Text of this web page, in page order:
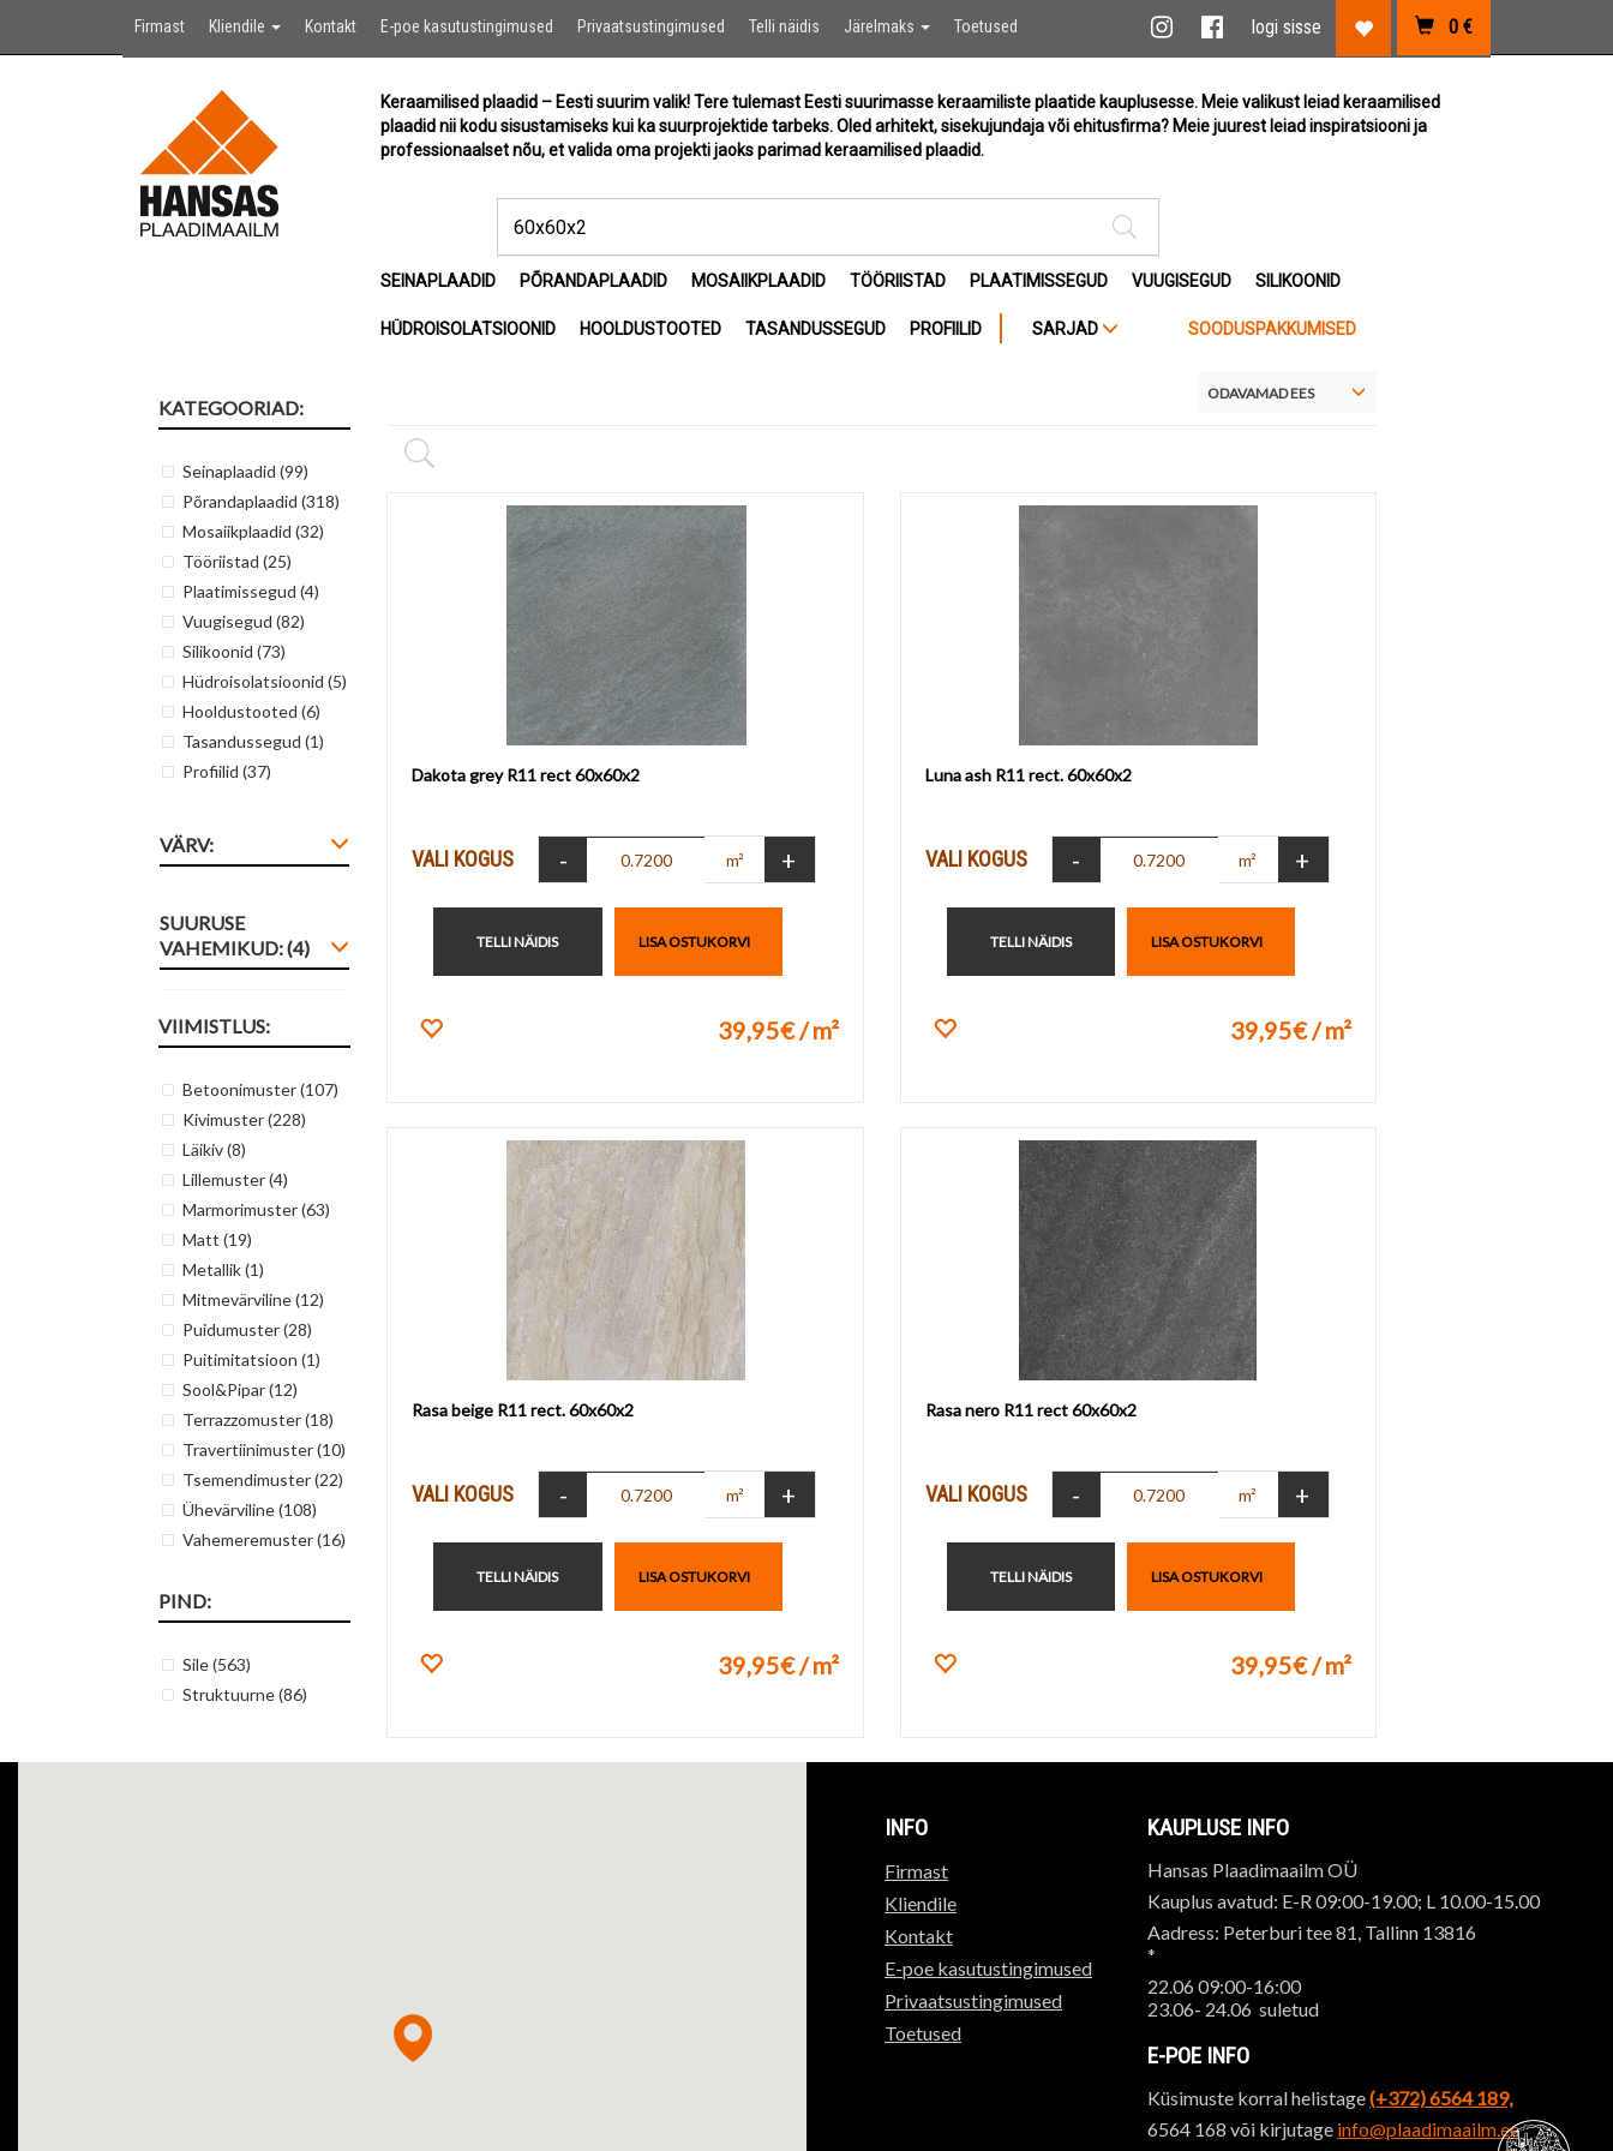
Firmast Kliendile Kontakt E-poe kasutustingimused Privaatsustingimused Telli näidis Järelmaks Toetused 0 €
Lemmikute link
logi sisse
Facebook link
Instagram link
Keraamilised plaadid – Eesti suurim valik! Tere tulemast Eesti suurimasse keraamiliste plaatide kauplusesse. Meie valikust leiad keraamilised
plaadid nii kodu sisustamiseks kui ka suurprojektide tarbeks. Oled arhitekt, sisekujundaja või ehitusfirma? Meie juurest leiad inspiratsiooni ja
professionaalset nõu, et valida oma projekti jaoks parimad keraamilised plaadid.
SEINAPLAADID PÕRANDAPLAADID MOSAIIKPLAADID TÖÖRIISTAD PLAATIMISSEGUD VUUGISEGUD SILIKOONID
HÜDROISOLATSIOONID HOOLDUSTOOTED TASANDUSSEGUD PROFIILID SOODUSPAKKUMISED
SARJAD
KATEGOORIAD:
Seinaplaadid (99)
Põrandaplaadid (318)
Mosaiikplaadid (32)
Tööriistad (25)
Plaatimissegud (4)
Vuugisegud (82)
Silikoonid (73)
Hüdroisolatsioonid (5)
Hooldustooted (6)
Tasandussegud (1)
Profiilid (37)
VÄRV:
SUURUSE
VAHEMIKUD: (4)
VIIMISTLUS:
Betoonimuster(107)
Kivimuster(228)
Läikiv(8)
Lillemuster(4)
Marmorimuster(63)
Matt (19)
Metallik(1)
Mitmevärviline(12)
Puidumuster(28)
Puitimitatsioon (1)
Sool&Pipar(12)
Terrazzomuster(18)
Travertiinimuster(10)
Tsemendimuster(22)
Ühevärviline(108)
Vahemeremuster(16)
PIND:
Sile(563)
Struktuurne(86)
ODAVAMAD EES
Dakota grey R11 rect 60x60x2
VALI KOGUS - m² +
TELLI NÄIDIS LISA OSTUKORVI
39,95€ / m²
Luna ash R11 rect. 60x60x2
VALI KOGUS - m² +
TELLI NÄIDIS LISA OSTUKORVI
39,95€ / m²
Rasa beige R11 rect. 60x60x2
VALI KOGUS - m² +
TELLI NÄIDIS LISA OSTUKORVI
39,95€ / m²
Rasa nero R11 rect 60x60x2
VALI KOGUS - m² +
TELLI NÄIDIS LISA OSTUKORVI
39,95€ / m²
INFO
Firmast
Kliendile
Kontakt
E-poe kasutustingimused
Privaatsustingimused
Toetused
KAUPLUSE INFO
Hansas Plaadimaailm OÜ
Kauplus avatud: E-R 09:00-19.00; L 10.00-15.00
Aadress: Peterburi tee 81, Tallinn 13816
*
22.06 09:00-16:00
23.06- 24.06 suletud
E-POE INFO
Küsimuste korral helistage(+372) 6564 189,
6564 168 või kirjutage info@plaadimaailm.ee